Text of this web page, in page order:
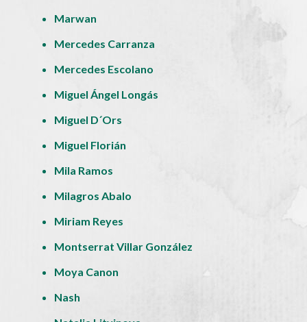
Marwan
Mercedes Carranza
Mercedes Escolano
Miguel Ángel Longás
Miguel D´Ors
Miguel Florián
Mila Ramos
Milagros Abalo
Miriam Reyes
Montserrat Villar González
Moya Canon
Nash